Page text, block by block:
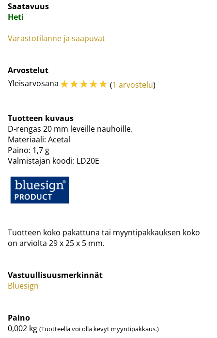
Saatavuus
Heti
Varastotilanne ja saapuvat
Arvostelut
Yleisarvosana☆☆☆☆☆ (1 arvostelu)
Tuotteen kuvaus
D-rengas 20 mm leveille nauhoille.
Materiaali: Acetal
Paino: 1,7 g
Valmistajan koodi: LD20E
Tuotteen koko pakattuna tai myyntipakkauksen koko
on arviolta 29 x 25 x 5 mm.
Vastuullisuusmerkinnät
Bluesign
Paino
0,002 kg (Tuotteella voi olla kevyt myyntipakkaus.)